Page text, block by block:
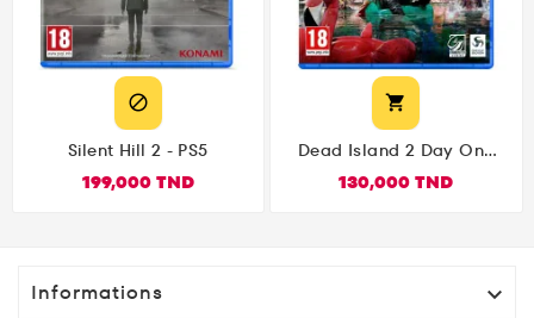

Silent Hill 2 - PS5
199,000 TND

Dead Island 2 Day One
130,000 TND
Informations 